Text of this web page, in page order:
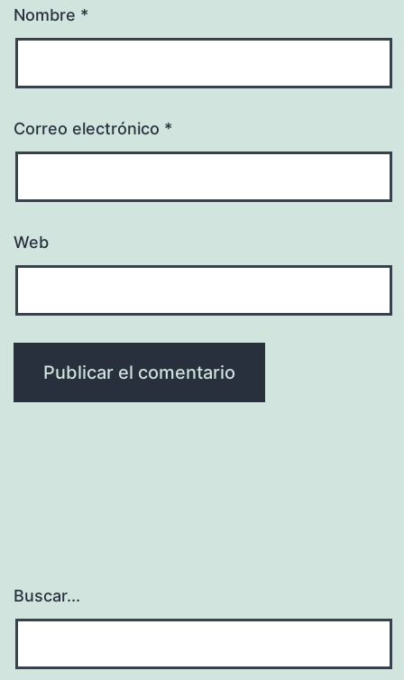
Nombre *
Correo electrónico *
Web
Buscar...